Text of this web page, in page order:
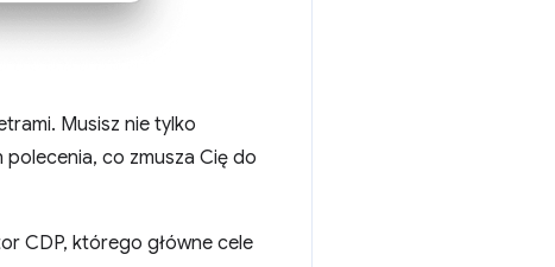
Musisz nie tylko
co zmusza Cię do
CDP, którego główne cele